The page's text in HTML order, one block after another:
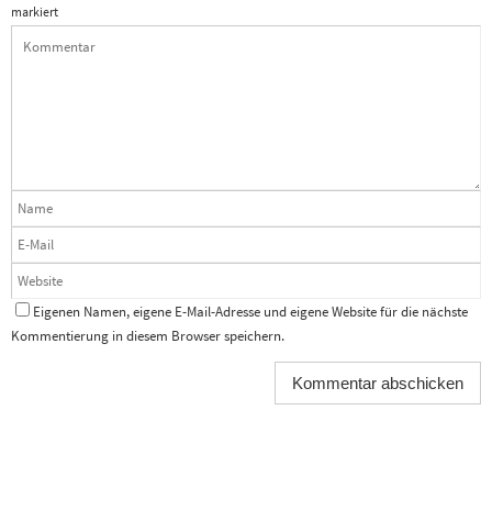
markiert
Eigenen Namen, eigene E-Mail-Adresse und eigene Website für die nächste
Kommentierung in diesem Browser speichern.